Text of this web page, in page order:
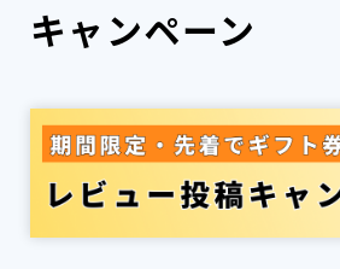
キャンペーン